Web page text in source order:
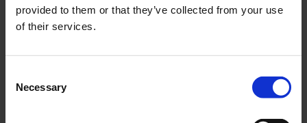
provided to them or that they’ve collected from your use
of their services.
Necessary
2-5 vardagar Tillfälligt slutsåld